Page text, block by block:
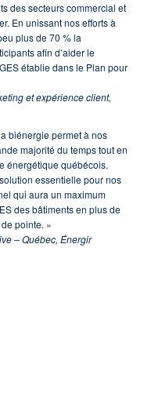
des secteurs commercial et
En unissant nos efforts à
plus de 70 % la
afin d’aider le
établie dans le Plan pour
et expérience client,
biénergie permet à nos
majorité du temps tout en
énergétique québécois.
essentielle pour nos
qui aura un maximum
des bâtiments en plus de
pointe. »
– Québec, Énergir